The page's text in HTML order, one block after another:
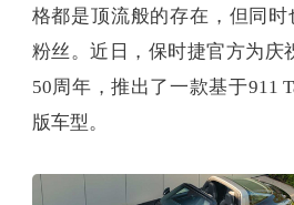
格都是顶流般的存在，但同
粉丝。近日，保时捷官方为庆
50周年，推出了一款基于911
版车型。